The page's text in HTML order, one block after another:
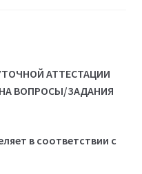
АТТЕСТАЦИИ
ВОПРОСЫ/ЗАДАНИЯ
в соответствии с